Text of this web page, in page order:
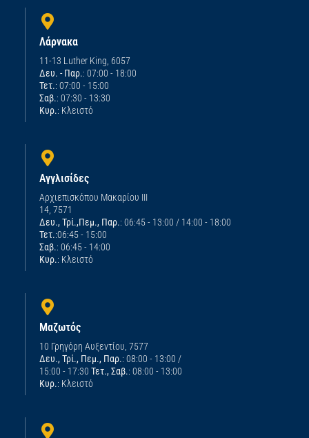
Λάρνακα
11-13 Luther King, 6057
Δευ. - Παρ.: 07:00 - 18:00
Τετ.: 07:00 - 15:00
Σαβ.: 07:30 - 13:30
Κυρ.: Κλειστό
Αγγλισίδες
Αρχιεπισκόπου Μακαρίου ΙΙΙ
14, 7571
Δευ., Τρί.,Πεμ., Παρ.: 06:45 - 13:00 / 14:00 - 18:00
Τετ.:06:45 - 15:00
Σαβ.: 06:45 - 14:00
Κυρ.: Κλειστό
Μαζωτός
10 Γρηγόρη Αυξεντίου, 7577
Δευ., Τρί., Πεμ., Παρ.: 08:00 - 13:00 /
15:00 - 17:30 Τετ., Σαβ.: 08:00 - 13:00
Κυρ.: Κλειστό